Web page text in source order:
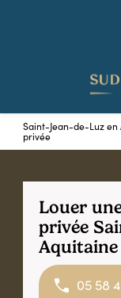
Saint-Jean-de-Luz
privée
Louer
privée
Aquitaine
05 58